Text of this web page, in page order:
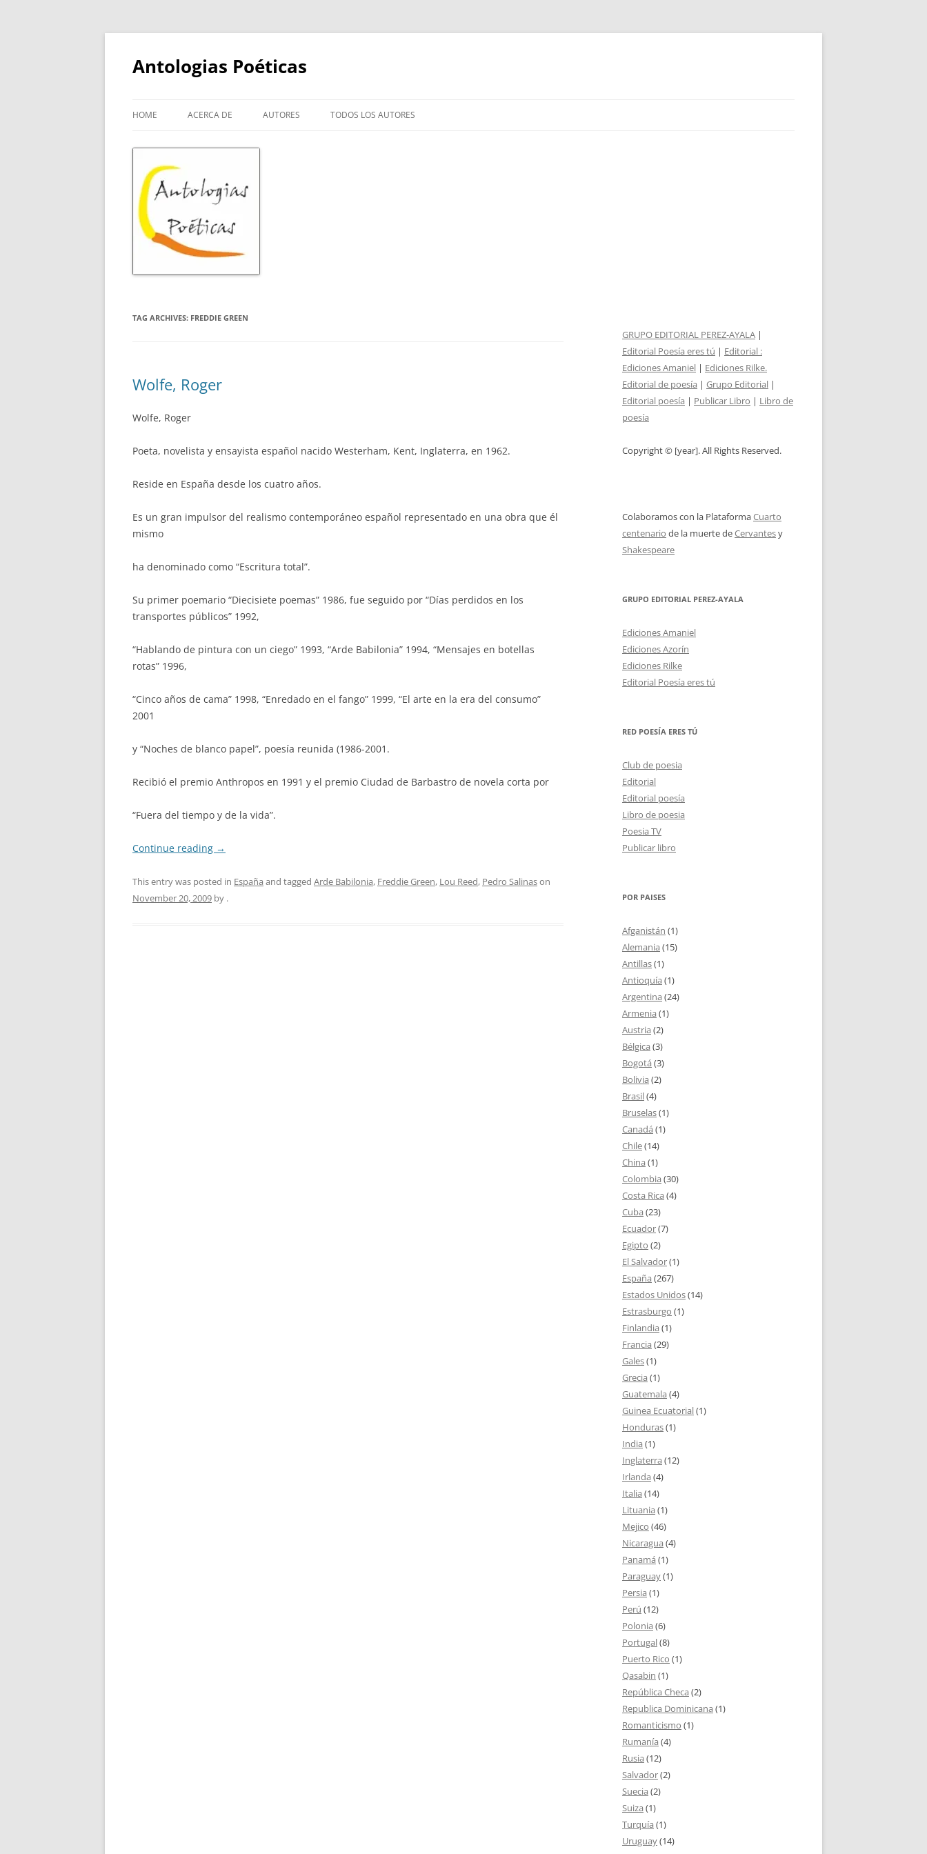
Skip
Antologias Poéticas
HOME ACERCA DE AUTORES TODOS LOS AUTORES
TAG ARCHIVES: FREDDIE GREEN
Wolfe, Roger
Wolfe, Roger
Poeta, novelista y ensayista español nacido Westerham, Kent, Inglaterra, en 1962.
Reside en España desde los cuatro años.
Es un gran impulsor del realismo contemporáneo español representado en una obra que él
mismo
ha denominado como “Escritura total”.
Su primer poemario “Diecisiete poemas” 1986, fue seguido por “Días perdidos en los
transportes públicos” 1992,
“Hablando de pintura con un ciego” 1993, “Arde Babilonia” 1994, “Mensajes en botellas
rotas” 1996,
“Cinco años de cama” 1998, “Enredado en el fango” 1999, “El arte en la era del consumo”
2001
y “Noches de blanco papel”, poesía reunida (1986-2001.
Recibió el premio Anthropos en 1991 y el premio Ciudad de Barbastro de novela corta por
“Fuera del tiempo y de la vida”.
Continue reading →
This entry was posted in España and tagged Arde Babilonia, Freddie Green, Lou Reed, Pedro Salinason
November 20, 2009 by .
GRUPO EDITORIAL PEREZ-AYALA |
Editorial Poesía eres tú | Editorial :
Ediciones Amaniel | Ediciones Rilke.
Editorial de poesía | Grupo Editorial |
Editorial poesía | Publicar Libro | Libro de
poesía
Copyright © [year]. All Rights Reserved.
Colaboramos con la PlataformaCuarto
centenario de la muerte deCervantesy
Shakespeare
GRUPO EDITORIAL PEREZ-AYALA
Ediciones Amaniel
Ediciones Azorín
Ediciones Rilke
Editorial Poesía eres tú
RED POESÍA ERES TÚ
Club de poesia
Editorial
Editorial poesía
Libro de poesia
Poesia TV
Publicar libro
POR PAISES
Afganistán (1)
Alemania (15)
Antillas(1)
Antioquía (1)
Argentina (24)
Armenia (1)
Austria (2)
Bélgica (3)
Bogotá (3)
Bolivia (2)
Brasil(4)
Bruselas(1)
Canadá (1)
Chile(14)
China (1)
Colombia (30)
Costa Rica (4)
Cuba (23)
Ecuador(7)
Egipto (2)
El Salvador(1)
España (267)
Estados Unidos(14)
Estrasburgo (1)
Finlandia (1)
Francia (29)
Gales(1)
Grecia (1)
Guatemala (4)
Guinea Ecuatorial(1)
Honduras(1)
India (1)
Inglaterra (12)
Irlanda (4)
Italia (14)
Lituania (1)
Mejico (46)
Nicaragua (4)
Panamá (1)
Paraguay(1)
Persia (1)
Perú (12)
Polonia (6)
Portugal(8)
Puerto Rico (1)
Qasabin (1)
República Checa (2)
Republica Dominicana (1)
Romanticismo (1)
Rumanía (4)
Rusia (12)
Salvador(2)
Suecia (2)
Suiza (1)
Turquía (1)
Uruguay(14)